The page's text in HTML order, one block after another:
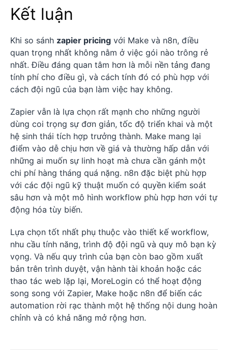
Kết luận
Khi so sánh zapier pricing với Make và n8n, điều
quan trọng nhất không nằm ở việc gói nào trông rẻ
nhất. Điều đáng quan tâm hơn là mỗi nền tảng đang
tính phí cho điều gì, và cách tính đó có phù hợp với
cách đội ngũ của bạn làm việc hay không.
Zapier vẫn là lựa chọn rất mạnh cho những người
dùng coi trọng sự đơn giản, tốc độ triển khai và một
hệ sinh thái tích hợp trưởng thành. Make mang lại
điểm vào dễ chịu hơn về giá và thường hấp dẫn với
những ai muốn sự linh hoạt mà chưa cần gánh một
chi phí hàng tháng quá nặng. n8n đặc biệt phù hợp
với các đội ngũ kỹ thuật muốn có quyền kiểm soát
sâu hơn và một mô hình workflow phù hợp hơn với tự
động hóa tùy biến.
Lựa chọn tốt nhất phụ thuộc vào thiết kế workflow,
nhu cầu tính năng, trình độ đội ngũ và quy mô bạn kỳ
vọng. Và nếu quy trình của bạn còn bao gồm xuất
bản trên trình duyệt, vận hành tài khoản hoặc các
thao tác web lặp lại, MoreLogin có thể hoạt động
song song với Zapier, Make hoặc n8n để biến các
automation rời rạc thành một hệ thống nội dung hoàn
chỉnh và có khả năng mở rộng hơn.